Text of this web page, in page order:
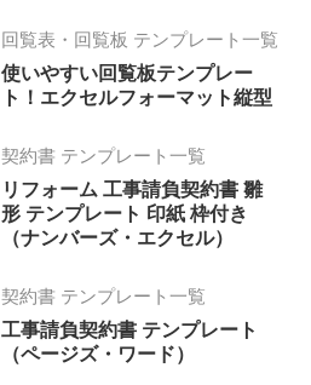
回覧表・回覧板 テンプレート一覧
使いやすい回覧板テンプレー
ト！エクセルフォーマット縦型
契約書 テンプレート一覧
リフォーム 工事請負契約書 雛
形 テンプレート 印紙 枠付き
（ナンバーズ・エクセル）
契約書 テンプレート一覧
工事請負契約書 テンプレート
（ページズ・ワード）